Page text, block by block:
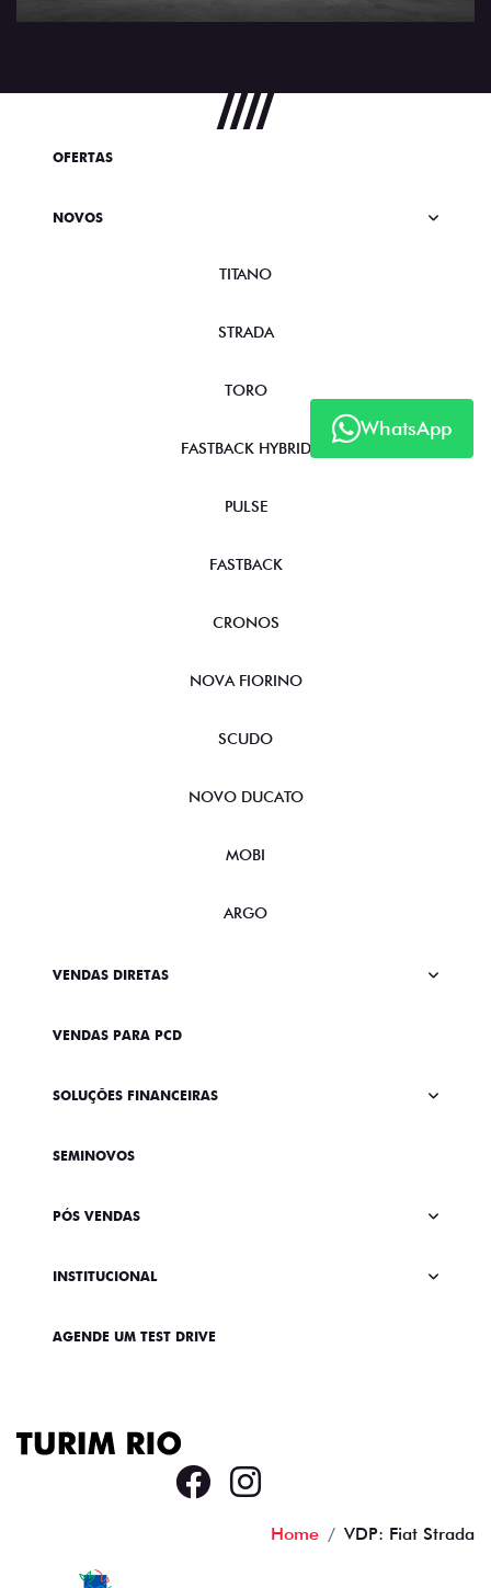
WhatsApp
OFERTAS
NOVOS
TITANO
STRADA
TORO
FASTBACK HYBRID
PULSE
FASTBACK
CRONOS
NOVA FIORINO
SCUDO
NOVO DUCATO
MOBI
ARGO
VENDAS DIRETAS
VENDAS PARA PCD
SOLUÇÕES FINANCEIRAS
SEMINOVOS
PÓS VENDAS
INSTITUCIONAL
AGENDE UM TEST DRIVE
Home VDP: Fiat Strada